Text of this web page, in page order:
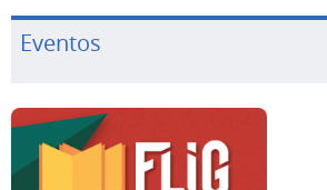
Eventos